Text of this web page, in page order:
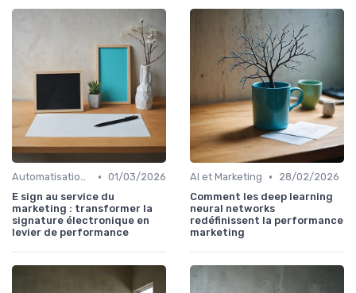
Automatisation et RPA • 01/03/2026
E sign au service du
marketing : transformer la
signature électronique en
levier de performance
AI et Marketing •
28/02/2026
Comment les deep learning
neural networks
redéfinissent la performance
marketing